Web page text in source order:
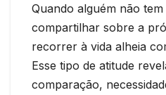
Quando alguém não
compartilhar sobre a
recorrer à vida alheia
Esse tipo de atitude
comparação,